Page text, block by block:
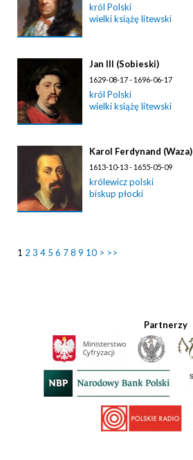
król Polski
wielki książę litewski
Jan III (Sobieski)
1629-08-17 - 1696-06-17
król Polski
wielki książę litewski
Karol Ferdynand (Waza)
1613-10-13 - 1655-05-09
królewicz polski
biskup płocki
1 2 3 4 5 6 78 9 10 > >>
Partnerzy